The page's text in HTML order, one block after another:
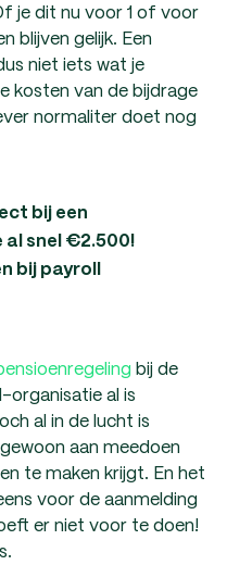
je dit nu voor 1 of voor
blijven gelijk. Een
niet iets wat je
kosten van de bijdrage
normaliter doet nog
bij een
snel €2.500!
bij payroll
bij de
organisatie al is
al in de lucht is
aan meedoen
te maken krijgt. En het
voor de aanmelding
er niet voor te doen!